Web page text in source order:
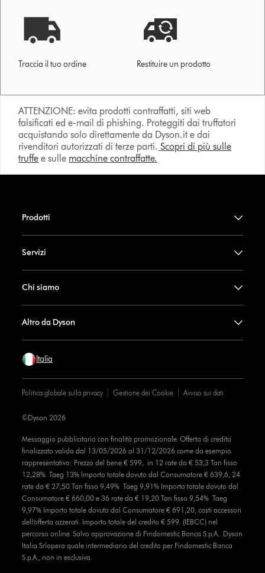
Traccia il tuo ordine Restituire un prodotto
ATTENZIONE: evita prodotti contraffatti, siti web
falsificati ed e-mail di phishing. Proteggiti dai truffatori
acquistando solo direttamente da Dyson.it e dai
rivenditori autorizzati di terze parti. Scopri di più sulle
truffe e sulle macchine contraffatte.
Prodotti
Servizi
Chi siamo
Altro da Dyson
Italia
Politica globale sulla privacy Gestione dei Cookie Avviso sui dati
Messaggio pubblicitario con finalità promozionale. Offerta di credito
finalizzato valida dal 13/05/2026 al 31/12/2026 come da esempio
rappresentativo: Prezzo del bene € 599, in 12 rate da € 53,3 Tan fisso
12,28% Taeg 13% Importo totale dovuto dal Consumatore € 639,6, 24
rate da € 27,50 Tan fisso 9,49% Taeg 9,91% Importo totale dovuto dal
Consumatore € 660,00 e 36 rate da € 19,20 Tan fisso 9,54% Taeg
9,97% Importo totale dovuto dal Consumatore € 691,20, costi accessori
dell’offerta azzerati. Importo totale del credito € 599. (IEBCC) nel
percorso online. Salvo approvazione di Findomestic Banca S.p.A.. Dyson
Italia Srlopera quale intermediario del credito per Findomestic Banca
S.p.A., non in esclusiva.
©Dyson 2026